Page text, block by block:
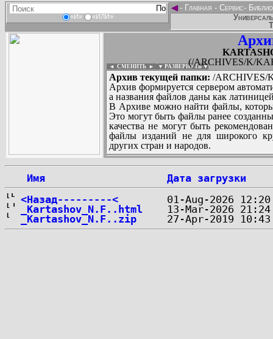
«И» «ИЛИ»
◄- Главная - Сервис-
(/ARCHIVES/K/
◄ СМЕНИТЬ ► ▼ РАЗВЕРНУТЬ ▼
Архив текущей папки: /ARCHIVES/
Архив формируется сервером
а названия файлов даны как
В Архиве можно найти файлы,
Это могут быть файлы ранее
качества не могут быть
файлы изданий не для широкого
других стран и народов.
Имя
Дата загрузки
<Назад---------<
_Kartashov_N.F..html
_Kartashov_N.F..zip